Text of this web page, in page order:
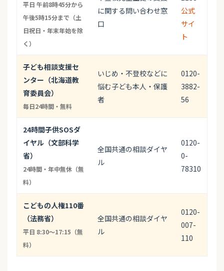
平日 午前8時45分から
午後5時15分まで（土
日祝日・年末年始を除
く）
に関する問い合わせ窓
口
公式
サイ
ト
子ども相談支援セ
ンター（北海道教
育委員会）
毎日24時間・無料
いじめ・不登校などに
悩む子ども本人・保護
者
0120-
3882-
56
24時間子供SOSダ
イヤル（文部科学
省）
24時間・年中無休（無
料）
全国共通の相談ダイヤ
ル
0120-
0-
78310
こどもの人権110番
（法務省）
平日 8:30〜17:15（無
料）
全国共通の相談ダイヤ
ル
0120-
007-
110